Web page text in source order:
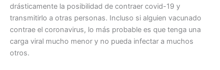
drásticamente la posibilidad de contraer covid-19 y
transmitirlo a otras personas. Incluso si alguien vacunado
contrae el coronavirus, lo más probable es que tenga una
carga viral mucho menor y no pueda infectar a muchos
otros.